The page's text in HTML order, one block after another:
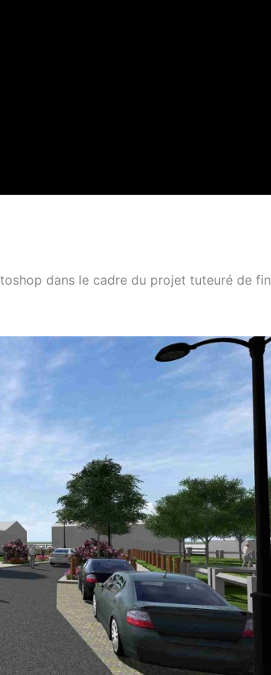
dans le cadre du projet tuteuré de fin